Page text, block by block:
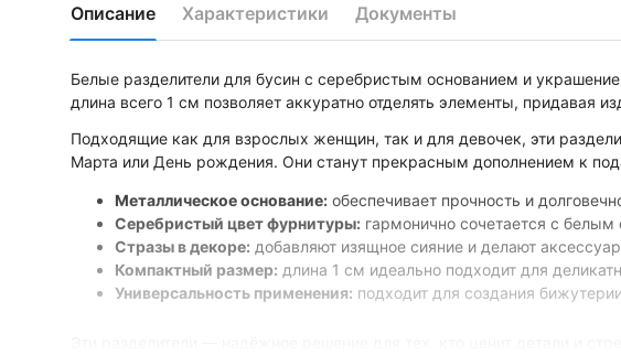
Описание Характеристики Документы
Белые разделители для бусин с серебристым основанием и
длина всего 1 см позволяет аккуратно отделять элементы, придавая
Подходящие как для взрослых женщин, так и для девочек, эти
Марта или День рождения. Они станут прекрасным дополнением к
Металлическое основание: обеспечивает прочность и
Серебристый цвет фурнитуры: гармонично сочетается с
Стразы в декоре: добавляют изящное сияние и делают
Компактный размер: длина 1 см идеально подходит для
Универсальность применения: подходит для создания